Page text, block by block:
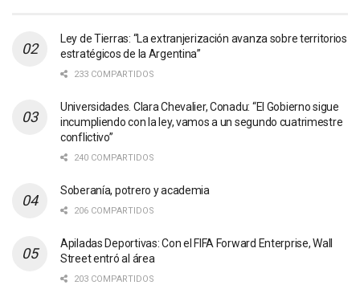
Ley de Tierras: “La extranjerización avanza sobre territorios
estratégicos de la Argentina”
233 COMPARTIDOS
Universidades. Clara Chevalier, Conadu: “El Gobierno sigue
incumpliendo con la ley, vamos a un segundo cuatrimestre
conflictivo”
240 COMPARTIDOS
Soberanía, potrero y academia
206 COMPARTIDOS
Apiladas Deportivas: Con el FIFA Forward Enterprise, Wall
Street entró al área
203 COMPARTIDOS